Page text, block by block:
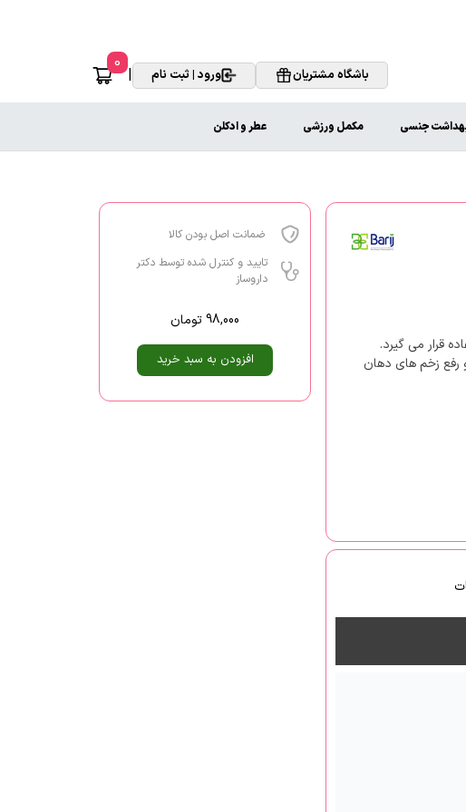
باشگاه مشتریان ورود | ثبت نام |
0
جنسی مکمل ورزشی عطر و ادکلن
قرار می گیرد.
رفع زخم های دهان
ضمانت اصل بودن کالا
تایید و کنترل شده توسط دکتر
داروساز
98,000تومان
افزودن به سبد خرید